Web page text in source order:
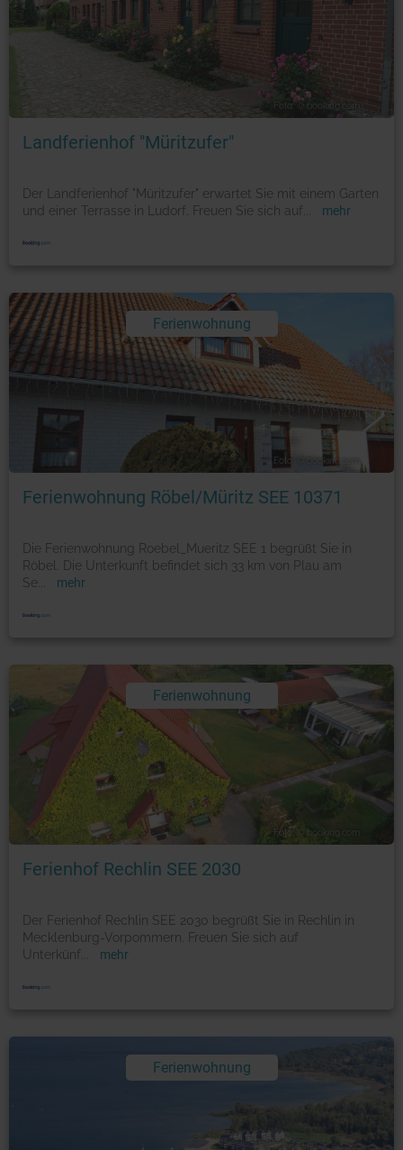
Foto: © booking.com
Landferienhof "Müritzufer"
Der Landferienhof "Müritzufer" erwartet Sie mit einem Garten
und einer Terrasse in Ludorf. Freuen Sie sich auf
mehr
Ferienwohnung
Foto: © booking.com
Ferienwohnung Röbel/Müritz SEE 10371
Die Ferienwohnung Roebel_Mueritz SEE 1 begrüßt Sie in
Röbel. Die Unterkunft befindet sich 33 km von Plau am
Se
mehr
Ferienwohnung
Foto: © booking.com
Ferienhof Rechlin SEE 2030
Der Ferienhof Rechlin SEE 2030 begrüßt Sie in Rechlin in
Mecklenburg-Vorpommern. Freuen Sie sich auf
Unterkünf
mehr
Ferienwohnung